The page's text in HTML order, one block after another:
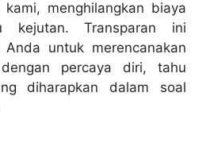
menghilangkan biaya
kejutan. Transparan ini
Anda untuk merencanakan
percaya diri, tahu
diharapkan dalam soal